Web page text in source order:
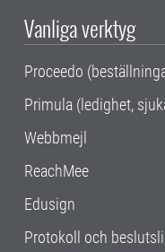
Vanliga verktyg
Proceedo
Primula (ledighet,
Webbmejl
ReachMee
Edusign
Protokoll och